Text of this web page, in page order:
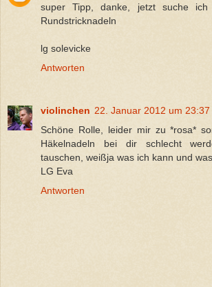
super Tipp, danke, jetzt suche
Rundstricknadeln
lg solevicke
Antworten
violinchen 22. Januar 2012 um 23:37
Schöne Rolle, leider mir zu *rosa*
Häkelnadeln bei dir schlecht
tauschen, weißja was ich kann und
LG Eva
Antworten